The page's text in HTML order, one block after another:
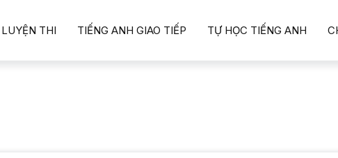
LUYỆN THI TIẾNG ANH GIAO TIẾP TỰ HỌC TIẾNG ANH